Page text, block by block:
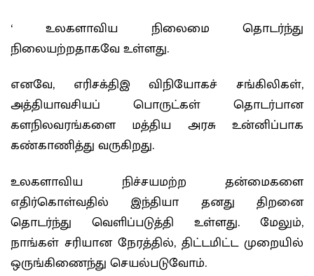
‘ உலகளாவிய நிலைமை தொடர்ந்து
நிலையற்றதாகவே உள்ளது.
எனவே, எரிசக்திஇ விநியோகச் சங்கிலிகள்,
அத்தியாவசியப் பொருட்கள் தொடர்பான
களநிலவரங்களை மத்திய அரசு உன்னிப்பாக
கண்காணித்து வருகிறது.
உலகளாவிய நிச்சயமற்ற தன்மைகளை
எதிர்கொள்வதில் இந்தியா தனது திறனை
தொடர்ந்து வெளிப்படுத்தி உள்ளது. மேலும்,
நாங்கள் சரியான நேரத்தில், திட்டமிட்ட முறையில்
ஒருங்கிணைந்து செயல்படுவோம்.